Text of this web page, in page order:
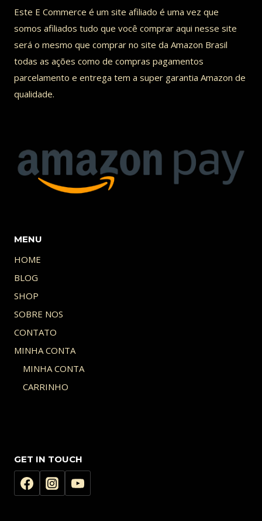
opções
podem
ser
escolhidas
do
produto
Este E Commerce é um site afiliado é uma vez que
somos afiliados tudo que você comprar aqui nesse site
será o mesmo que comprar no site da Amazon Brasil
todas as ações como de compras pagamentos
parcelamento e entrega tem a super garantia Amazon de
qualidade.
MENU
HOME
BLOG
SHOP
SOBRE NOS
CONTATO
MINHA CONTA
MINHA CONTA
CARRINHO
GET IN TOUCH